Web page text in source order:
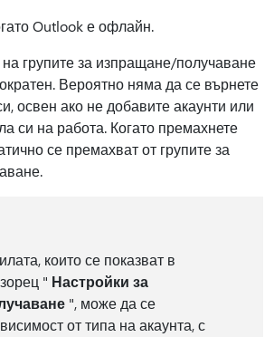
Outlook е офлайн.
групите за изпращане/получаване
Вероятно няма да се върнете
освен ако не добавите акаунти или
си на работа. Когато премахнете
се премахват от групите за
които се показват в
" Настройки за
", може да се
от типа на акаунта, с